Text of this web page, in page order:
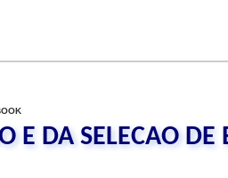
E DA SELECAO